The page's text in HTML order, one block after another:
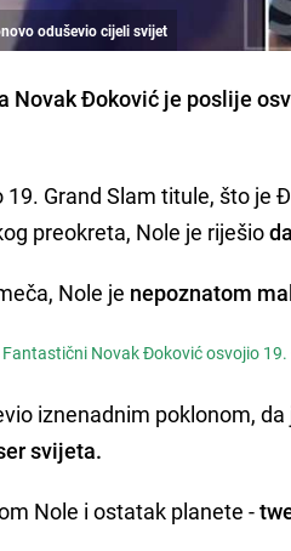
oduševio cijeli svijet
Novak Đoković je poslije
19. Grand Slam titule, što je
preokreta, Nole je riješio
Nole je nepoznatom
Novak Đoković osvojio
iznenadnim poklonom,
svijeta.
Nole i ostatak planete -